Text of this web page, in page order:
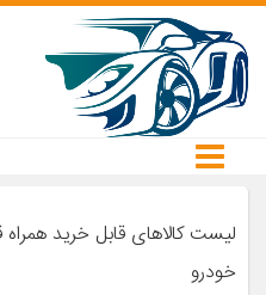
لیست کالاهای قابل خرید
خودرو